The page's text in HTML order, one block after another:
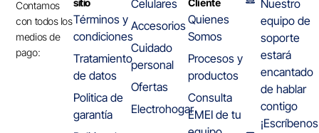
Contamos
con todos los
medios de
pago:
Términos y
condiciones
Tratamiento
de datos
Politica de
garantía
Celulares
Accesorios
Cuidado
personal
Ofertas
Electrohogar
Quienes
Somos
Procesos y
productos
Consulta
EMEI de tu
Nuestro
equipo de
soporte
estará
encantado
de hablar
contigo